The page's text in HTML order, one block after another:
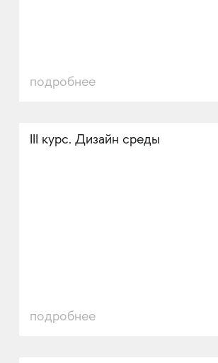
подробнее
III курс. Дизайн среды
подробнее